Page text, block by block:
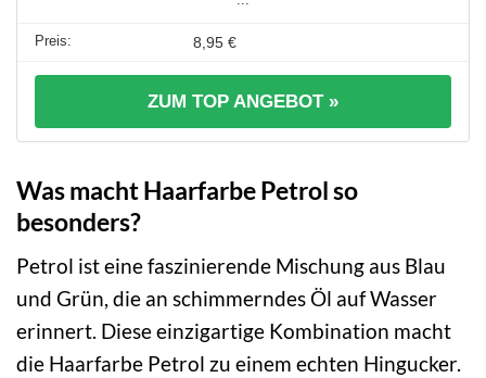
8,95 €
ZUM TOP ANGEBOT »
Was macht Haarfarbe Petrol so
besonders?
Petrol ist eine faszinierende Mischung aus Blau
und Grün, die an schimmerndes Öl auf Wasser
erinnert. Diese einzigartige Kombination macht
die Haarfarbe Petrol zu einem echten Hingucker.